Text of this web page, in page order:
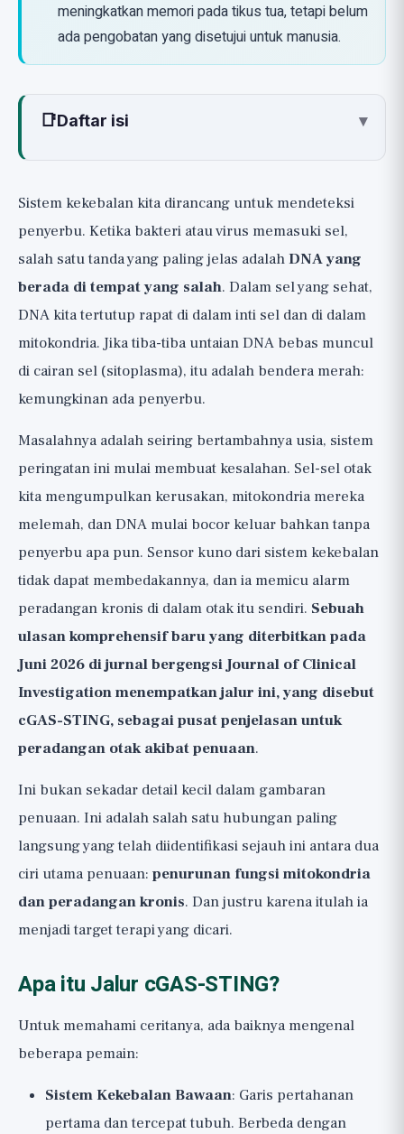
meningkatkan memori pada tikus tua, tetapi belum
ada pengobatan yang disetujui untuk manusia.
📑Daftar isi ▾
Mitokondria Membocorkan DNA
Penelitian 1: cGAS-STING Mendorong Penuaan
Meningkatkan Fungsi pada Tikus Tua
Penelitian 3: Hubungan dengan Penyakit
Neurodegeneratif
Bagaimana dengan Sistem Kekebalan di
Seluruh Tubuh?
Haruskah Kita Mencari Penghambat
STING?
Apa yang Bisa Diambil dari Penelitian Ini?
Perspektif yang Lebih Luas
Sistem kekebalan kita dirancang untuk mendeteksi
penyerbu. Ketika bakteri atau virus memasuki sel,
salah satu tanda yang paling jelas adalahDNA yang
berada di tempat yang salah. Dalam sel yang sehat,
DNA kita tertutup rapat di dalam inti sel dan di dalam
mitokondria. Jika tiba-tiba untaian DNA bebas muncul
di cairan sel (sitoplasma), itu adalah bendera merah:
kemungkinan ada penyerbu.
Masalahnya adalah seiring bertambahnya usia, sistem
peringatan ini mulai membuat kesalahan. Sel-sel otak
kita mengumpulkan kerusakan, mitokondria mereka
melemah, dan DNA mulai bocor keluar bahkan tanpa
penyerbu apa pun. Sensor kuno dari sistem kekebalan
tidak dapat membedakannya, dan ia memicu alarm
peradangan kronis di dalam otak itu sendiri. Sebuah
ulasan komprehensif baru yang diterbitkan pada
Juni 2026 di jurnal bergengsi Journal of Clinical
Investigation menempatkan jalur ini, yang disebut
cGAS-STING, sebagai pusat penjelasan untuk
peradangan otak akibat penuaan.
Ini bukan sekadar detail kecil dalam gambaran
penuaan. Ini adalah salah satu hubungan paling
langsung yang telah diidentifikasi sejauh ini antara dua
ciri utama penuaan: penurunan fungsi mitokondria
dan peradangan kronis. Dan justru karena itulah ia
menjadi target terapi yang dicari.
Apa itu Jalur cGAS-STING?
Untuk memahami ceritanya, ada baiknya mengenal
beberapa pemain:
Sistem Kekebalan Bawaan: Garis pertahanan
pertama dan tercepat tubuh. Berbeda dengan